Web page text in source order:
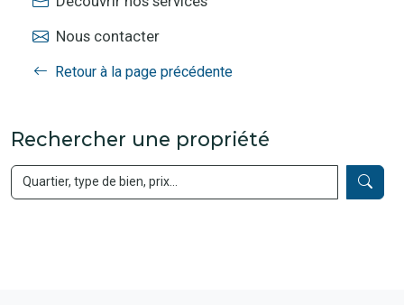
Nous contacter
Retour à la page précédente
Rechercher une propriété